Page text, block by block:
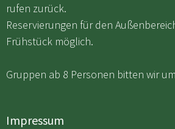
rufen zurück.
Reservierungen für den
Frühstück möglich.
Gruppen ab 8 Personen bitten wir
Impressum